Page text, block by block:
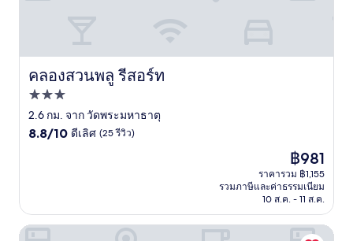
คลองสวนพลู รีสอร์ท
คลองสวนพลู รีสอร์ท
ที่พัก
3.0
ดาว
2.6 กม. จาก วัดพระมหาธาตุ
8.8
รีวิว)
8.8/10 ดีเลิศ (25 รีวิว)
ราคา
ปัจจุบัน
คือ
฿981
฿981
ราคารวม ฿1,155
รวมภาษีและค่าธรรมเนียม
10 ส.ค. - 11 ส.ค.
๑ ธาตุ อยุธยา พรีเมี่ยมโฮมสเตย์